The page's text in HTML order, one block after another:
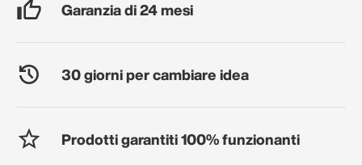
Garanzia di 24 mesi
30 giorni per cambiare idea
Prodotti garantiti 100% funzionanti